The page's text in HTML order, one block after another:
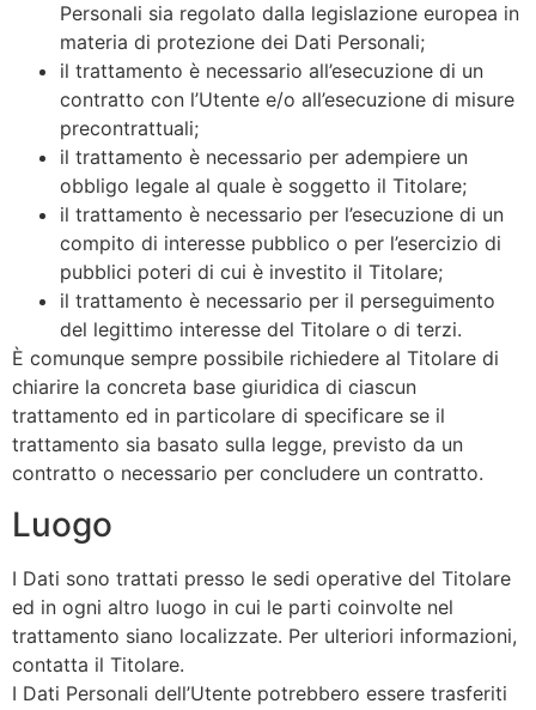
Personali sia regolato dalla legislazione europea in
materia di protezione dei Dati Personali;
il trattamento è necessario all’esecuzione di un
contratto con l’Utente e/o all’esecuzione di misure
precontrattuali;
il trattamento è necessario per adempiere un
obbligo legale al quale è soggetto il Titolare;
il trattamento è necessario per l’esecuzione di un
compito di interesse pubblico o per l’esercizio di
pubblici poteri di cui è investito il Titolare;
il trattamento è necessario per il perseguimento
del legittimo interesse del Titolare o di terzi.
È comunque sempre possibile richiedere al Titolare di
chiarire la concreta base giuridica di ciascun
trattamento ed in particolare di specificare se il
trattamento sia basato sulla legge, previsto da un
contratto o necessario per concludere un contratto.
Luogo
I Dati sono trattati presso le sedi operative del Titolare
ed in ogni altro luogo in cui le parti coinvolte nel
trattamento siano localizzate. Per ulteriori informazioni,
contatta il Titolare.
I Dati Personali dell’Utente potrebbero essere trasferiti